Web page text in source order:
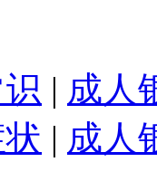
| 成人
| 成人